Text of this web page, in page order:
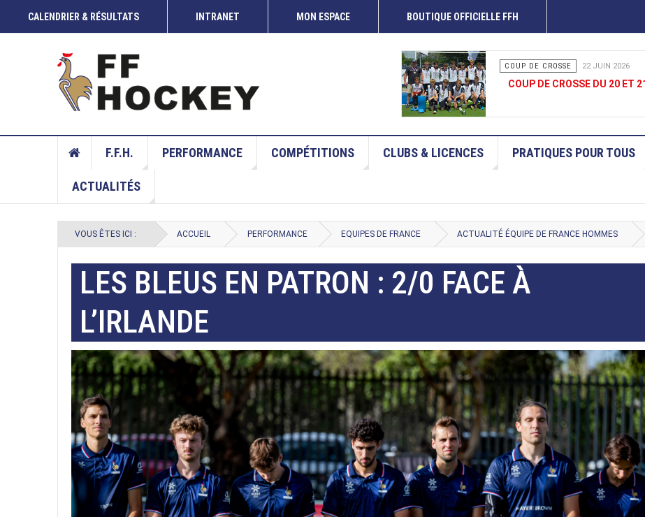
CALENDRIER & RÉSULTATS INTRANET MON ESPACE BOUTIQUE OFFICIELLE FFH
COUP DE CROSSE 15 JUIN 2026
COUP DE CROSSE 13-14 JUIN
F.F.H. PERFORMANCE COMPÉTITIONS CLUBS & LICENCES PRATIQUES POUR TOUS
ACTUALITÉS
VOUS ÊTES ICI : ACCUEIL PERFORMANCE EQUIPES DE FRANCE ACTUALITÉ ÉQUIPE DE FRANCE HOMMES
LES BLEUS EN PATRON : 2/0 FACE À
L’IRLANDE